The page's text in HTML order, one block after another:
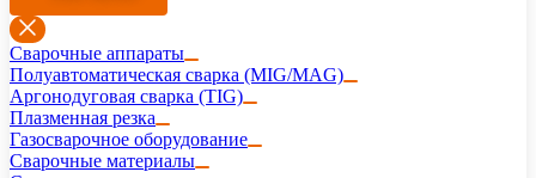
Сварочные аппараты
Полуавтоматическая сварка (MIG/MAG)
Аргонодуговая сварка (TIG)
Плазменная резка
Газосварочное оборудование
Сварочные материалы